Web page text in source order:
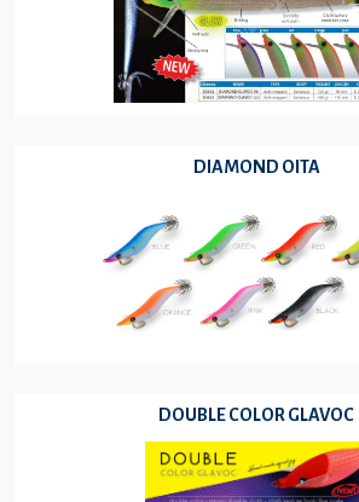
DIAMOND OITA
DOUBLE COLOR GLAVOC